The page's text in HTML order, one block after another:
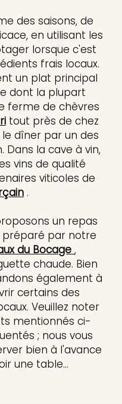
des saisons, de
en utilisant les
lorsque c'est
frais locaux.
un plat principal
dont la plupart
ferme de chèvres
tout près de chez
dîner par un des
Dans la cave à vin,
vins de qualité
viticoles de
.
un repas
par notre
du Bocage ,
chaude. Bien
également à
certains des
Veuillez noter
mentionnés ci-
; nous vous
bien à l'avance
une table...